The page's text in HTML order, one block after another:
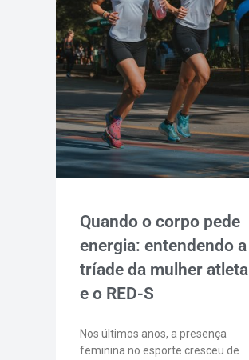
Quando o corpo pede
energia: entendendo a
tríade da mulher atleta
e o RED-S
Nos últimos anos, a presença
feminina no esporte cresceu de